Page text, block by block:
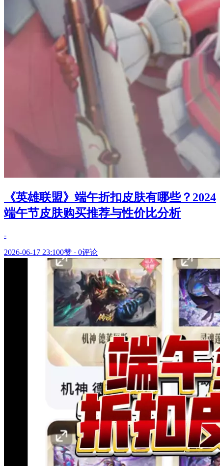
《英雄联盟》端午折扣皮肤有哪些？2024
端午节皮肤购买推荐与性价比分析
-
2026-06-17 23:100赞 · 0评论